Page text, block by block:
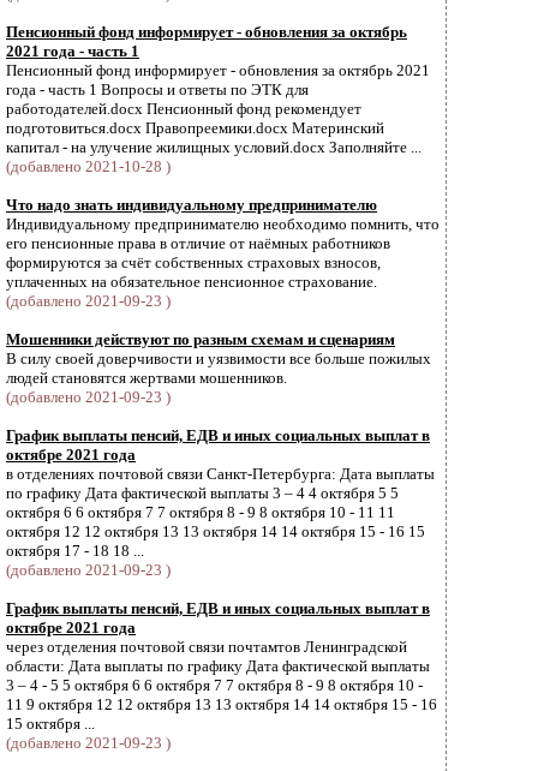
Пенсионный фонд информирует - обновления за октябрь
2021 года - часть 1
Пенсионный фонд информирует - обновления за октябрь 2021
года - часть 1 Вопросы и ответы по ЭТК для
работодателей.docx Пенсионный фонд рекомендует
подготовиться.docx Правопреемики.docx Материнский
капитал - на улучение жилищных условий.docx Заполняйте ...
(добавлено 2021-10-28 )
Что надо знать индивидуальному предпринимателю
Индивидуальному предпринимателю необходимо помнить, что
его пенсионные права в отличие от наёмных работников
формируются за счёт собственных страховых взносов,
уплаченных на обязательное пенсионное страхование.
(добавлено 2021-09-23 )
Мошенники действуют по разным схемам и сценариям
В силу своей доверчивости и уязвимости все больше пожилых
людей становятся жертвами мошенников.
(добавлено 2021-09-23 )
График выплаты пенсий, ЕДВ и иных социальных выплат в
октябре 2021 года
в отделениях почтовой связи Санкт-Петербурга: Дата выплаты
по графику Дата фактической выплаты 3 – 4 4 октября 5 5
октября 6 6 октября 7 7 октября 8 - 9 8 октября 10 - 11 11
октября 12 12 октября 13 13 октября 14 14 октября 15 - 16 15
октября 17 - 18 18 ...
(добавлено 2021-09-23 )
График выплаты пенсий, ЕДВ и иных социальных выплат в
октябре 2021 года
через отделения почтовой связи почтамтов Ленинградской
области: Дата выплаты по графику Дата фактической выплаты
3 – 4 - 5 5 октября 6 6 октября 7 7 октября 8 - 9 8 октября 10 -
11 9 октября 12 12 октября 13 13 октября 14 14 октября 15 - 16
15 октября ...
(добавлено 2021-09-23 )